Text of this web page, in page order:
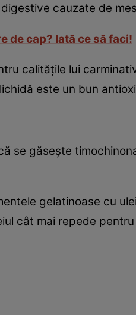
cauzate de
de cap? Iată ce să faci!
calităţile lui
este un bun
se găseşte
gelatinoase cu
cât mai repede